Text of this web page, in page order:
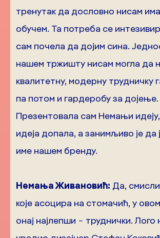
тренутак да дословно нисам
обучем. Та потреба се
сам почела да дојим сина.
нашем тржишту нисам могла да
квалитетну, модерну трудничку
па потом и гардеробу за дојење.
Презентовала сам Немањи
идеја допала, а занимљиво је да
име нашем бренду.
Немања Живановић: Да,
које асоцира на стомачић, у
онај најлепши − труднички. Лого